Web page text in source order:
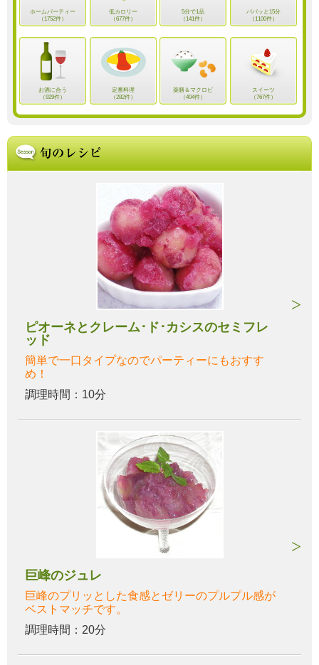
ホームパーティー
（1752件）
低カロリー
（677件）
5分で1品
（141件）
パパッと15分
（1100件）
お酒に合う
（929件）
定番料理
（282件）
薬膳＆マクロビ
（404件）
スイーツ
（767件）
ピオーネとクレーム･ド･カシスのセミフレ
ッド
簡単で一口タイプなのでパーティーにもおすす
め！
調理時間：10分
巨峰のジュレ
巨峰のプリッとした食感とゼリーのプルプル感が
ベストマッチです。
調理時間：20分